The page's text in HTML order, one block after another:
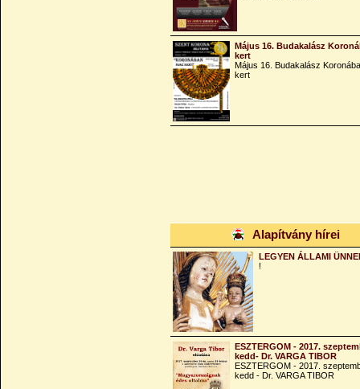
Május 16. Budakalász
kert
Május 16. Budakalász
kert
Alapítvány hírei
LEGYEN ÁLLAMI
!
ESZTERGOM - 2017.
kedd- Dr. VARGA TIBOR
ESZTERGOM - 2017.
kedd - Dr. VARGA TIBOR